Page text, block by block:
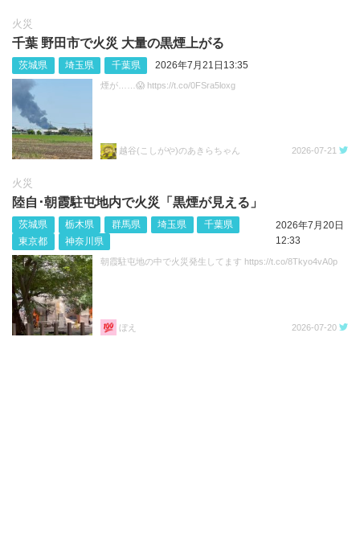
火災
千葉 野田市で火災 大量の黒煙上がる
茨城県 埼玉県 千葉県 2026年7月21日13:35
煙が……😱 https://t.co/0FSra5loxg
越谷(こしがや)のあきらちゃん 2026-07-21
火災
陸自･朝霞駐屯地内で火災「黒煙が見える」
茨城県 栃木県 群馬県 埼玉県
千葉県
東京都
神奈川県
2026年7月20日
12:33
朝霞駐屯地の中で火災発生してます https://t.co/8Tkyo4vA0p
ぼえ 2026-07-20